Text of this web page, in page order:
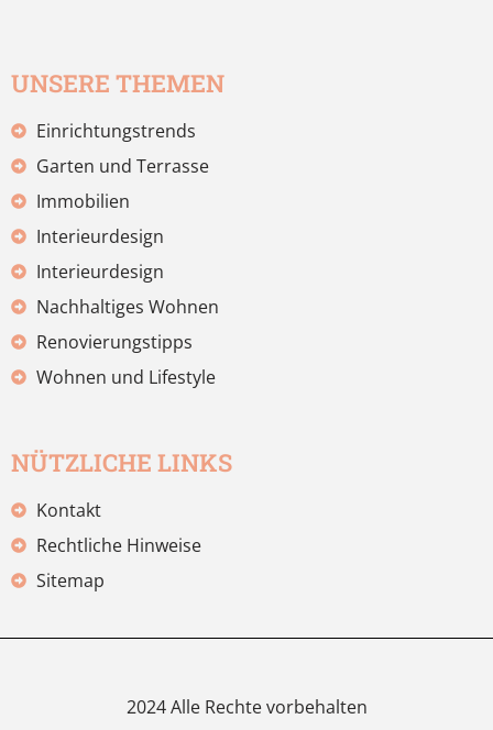
UNSERE THEMEN
Einrichtungstrends
Garten und Terrasse
Immobilien
Interieurdesign
Interieurdesign
Nachhaltiges Wohnen
Renovierungstipps
Wohnen und Lifestyle
NÜTZLICHE LINKS
Kontakt
Rechtliche Hinweise
Sitemap
2024 Alle Rechte vorbehalten